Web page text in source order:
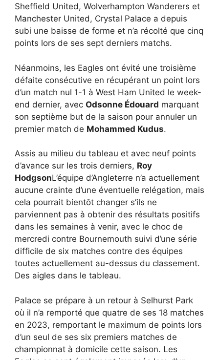
Sheffield United, Wolverhampton Wanderers et
Manchester United, Crystal Palace a depuis
subi une baisse de forme et n’a récolté que cinq
points lors de ses sept derniers matchs.
Néanmoins, les Eagles ont évité une troisième
défaite consécutive en récupérant un point lors
d’un match nul 1-1 à West Ham United le week-
end dernier, avec Odsonne Édouard marquant
son septième but de la saison pour annuler un
premier match de Mohammed Kudus.
Assis au milieu du tableau et avec neuf points
d’avance sur les trois derniers, Roy
HodgsonL’équipe d’Angleterre n’a actuellement
aucune crainte d’une éventuelle relégation, mais
cela pourrait bientôt changer s’ils ne
parviennent pas à obtenir des résultats positifs
dans les semaines à venir, avec le choc de
mercredi contre Bournemouth suivi d’une série
difficile de six matches contre des équipes
toutes actuellement au-dessus du classement.
Des aigles dans le tableau.
Palace se prépare à un retour à Selhurst Park
où il n’a remporté que quatre de ses 18 matches
en 2023, remportant le maximum de points lors
d’un seul de ses six premiers matches de
championnat à domicile cette saison. Les